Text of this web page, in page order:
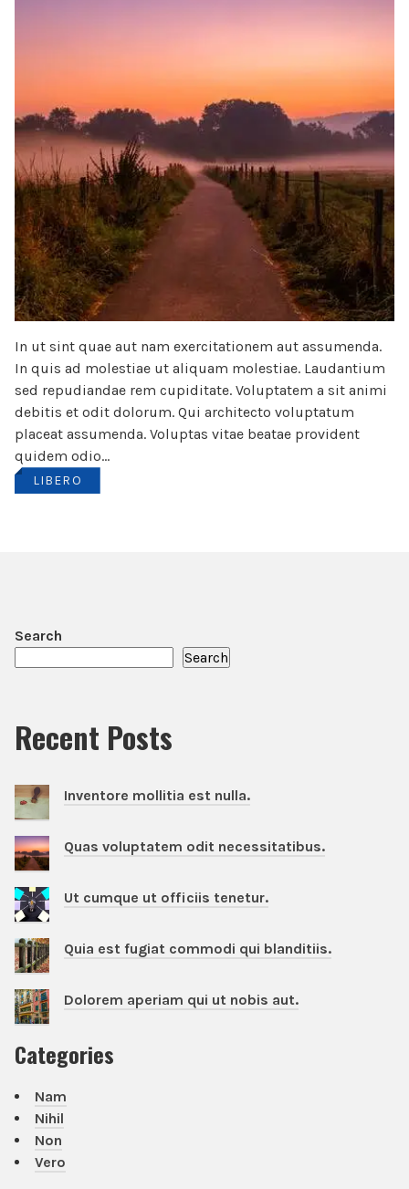
In ut sint quae aut nam exercitationem aut assumenda.
In quis ad molestiae ut aliquam molestiae. Laudantium
sed repudiandae rem cupiditate. Voluptatem a sit animi
debitis et odit dolorum. Qui architecto voluptatum
placeat assumenda. Voluptas vitae beatae provident
quidem odio...
LIBERO
Search
Search
Recent Posts
Inventore mollitia est nulla.
Quas voluptatem odit necessitatibus.
Ut cumque ut officiis tenetur.
Quia est fugiat commodi qui blanditiis.
Dolorem aperiam qui ut nobis aut.
Categories
Nam
Nihil
Non
Vero